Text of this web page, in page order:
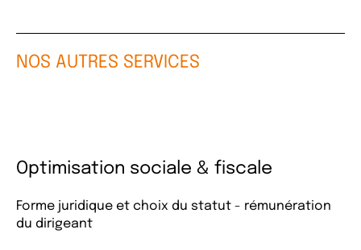
NOS AUTRES SERVICES
Optimisation sociale & fiscale
Forme juridique et choix du statut - rémunération
du dirigeant